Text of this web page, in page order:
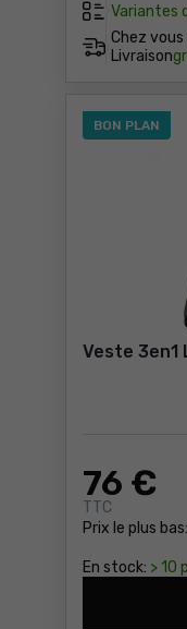
Variantes
Chez vous
Livraison
BON PLAN
Veste 3en1
Prix le plus bas:
76 €
TTC
En stock: > 10